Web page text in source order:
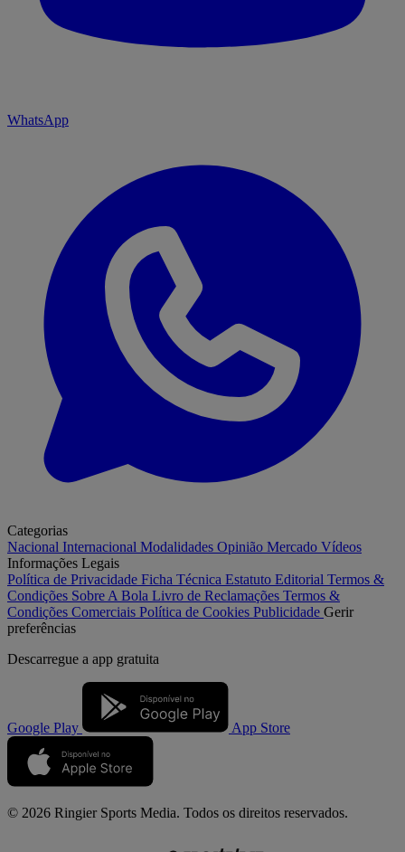
WhatsApp
Categorias
Nacional Internacional Modalidades Opinião Mercado Vídeos
Informações Legais
Política de Privacidade Ficha Técnica Estatuto Editorial Termos &
Condições Sobre A Bola Livro de Reclamações Termos &
Condições Comerciais Política de Cookies Publicidade Gerir
preferências
Descarregue a app gratuita
Google Play App Store
© 2026 Ringier Sports Media. Todos os direitos reservados.